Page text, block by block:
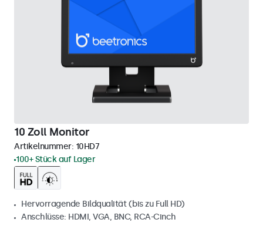
10 Zoll Monitor
Artikelnummer: 10HD7
100+ Stück auf Lager
Hervorragende Bildqualität (bis zu Full HD)
Anschlüsse: HDMI, VGA, BNC, RCA-Cinch